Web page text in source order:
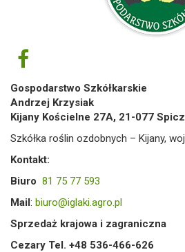
Gospodarstwo Szkółkarskie
Andrzej Krzysiak
Kijany Kościelne 27A, 21-077
Szkółka roślin ozdobnych – Kijany,
Kontakt:
Biuro 81 75 77 593
Mail: biuro@iglaki.agro.pl
Sprzedaż krajowa i zagraniczna
Cezary Tel. +48 536-466-626